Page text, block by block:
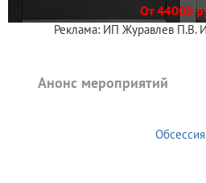
От 44000
Реклама: ИП Журавлев П.В.
Анонс мероприятий
Обсессия